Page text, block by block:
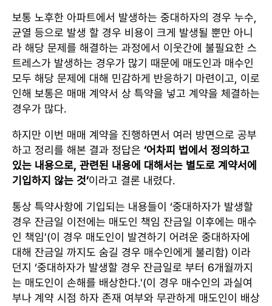
보통 노후한 아파트에서 발생하는 중대하자의 경우 누수,
균열 등으로 발생 할 경우 비용이 크게 발생될 뿐만 아니
라 해당 문제를 해결하는 과정에서 이웃간에 불필요한 스
트레스가 발생하는 경우가 많기 때문에 매도인과 매수인
모두 해당 문제에 대해 민감하게 반응하기 마련이고, 이로
인해 보통은 매매 계약서 상 특약을 넣고 계약을 체결하는
경우가 많다.
하지만 이번 매매 계약을 진행하면서 여러 방면으로 공부
하고 정리를 해본 결과 정답은 ‘어차피 법에서 정의하고
있는 내용으로, 관련된 내용에 대해서는 별도로 계약서에
기입하지 않는 것’이라고 결론 내렸다.
통상 특약사항에 기입되는 내용들이 ‘중대하자가 발생할
경우 잔금일 이전에는 매도인 책임 잔금일 이후에는 매수
인 책임'(이 경우 매도인이 발견하기 어려운 중대하자에
대해 잔금일 까지도 숨길 경우 매수인에게 불리함) 이라
던지 ‘중대하자가 발생할 경우 잔금일로 부터 6개월까지
는 매도인이 손해를 배상한다.'(이 경우 매수인의 과실여
부나 계약 시점 하자 존재 여부와 무관하게 매도인이 배상